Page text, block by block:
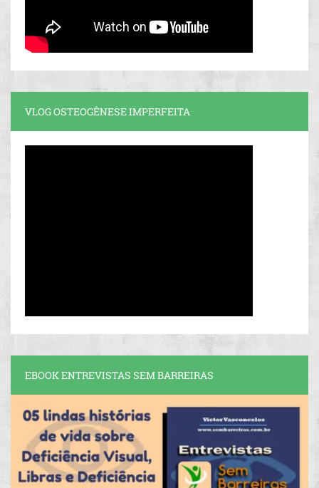
VLOG OSTEOGÊNESE IMPERFEITA
EBOOK ENTREVISTAS SEM BARREIRAS